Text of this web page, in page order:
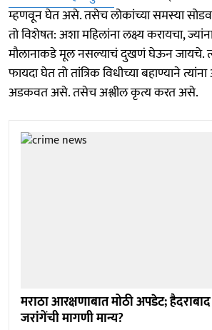
म्हणवून घेत असे. तसेच लोकांच्या समस्या
तो विशेषत: अशा महिलांना लक्ष्य करायचा,
मौलानाकडे मूल नसल्याचं दुखणं घेऊन जायचे.
फायदा घेत तो तांत्रिक विधीच्या बहाण्याने
अडकवत असे. तसेच अश्लील कृत्य करत असे.
मराठा आरक्षणाबात मोठी अपडेट;
जरांगेंची मागणी मान्य?